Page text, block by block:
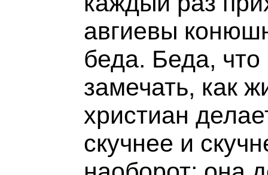
авгиевы
беда. Беда,
замечать, как
христиан
скучнее и